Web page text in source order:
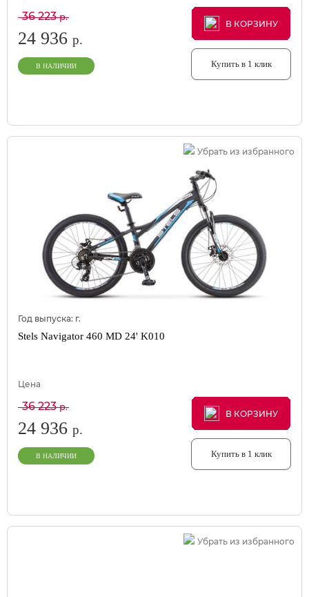
36 223р.
24 936 р.
В НАЛИЧИИ
В КОРЗИНУ
В КОРЗИНУ
В КОРЗИНУ
Купить в 1 клик
Убрать из избранного
Год выпуска: г.
Stels Navigator 460 MD 24' K010
Цена
36 223р.
24 936 р.
В НАЛИЧИИ
В КОРЗИНУ
В КОРЗИНУ
В КОРЗИНУ
Купить в 1 клик
Убрать из избранного